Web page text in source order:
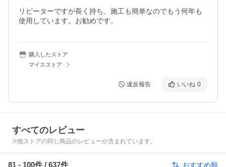
リピーターですが長く持ち、施工も簡単なのでもう何年も
使用しています。お勧めです。
購入したストア
マイスストア
違反報告 いいね 0
すべてのレビュー
※他ストアの同じ商品のレビューが含まれています。
81 - 100件 / 637件 おすすめ順